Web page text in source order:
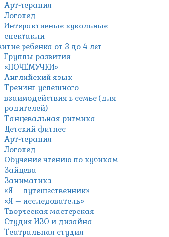
Арт-терапия
Логопед
Интерактивные кукольные
спектакли
ребенка от 3 до 4 лет
Группы развития
«ПОЧЕМУЧКИ»
Английский язык
Тренинг успешного
взаимодействия в семье (для
родителей)
Танцевальная ритмика
Детский фитнес
Арт-терапия
Логопед
Обучение чтению по кубикам
Зайцева
Заниматика
«Я – путешественник»
«Я – исследователь»
Творческая мастерская
Студия ИЗО и дизайна
Театральная студия